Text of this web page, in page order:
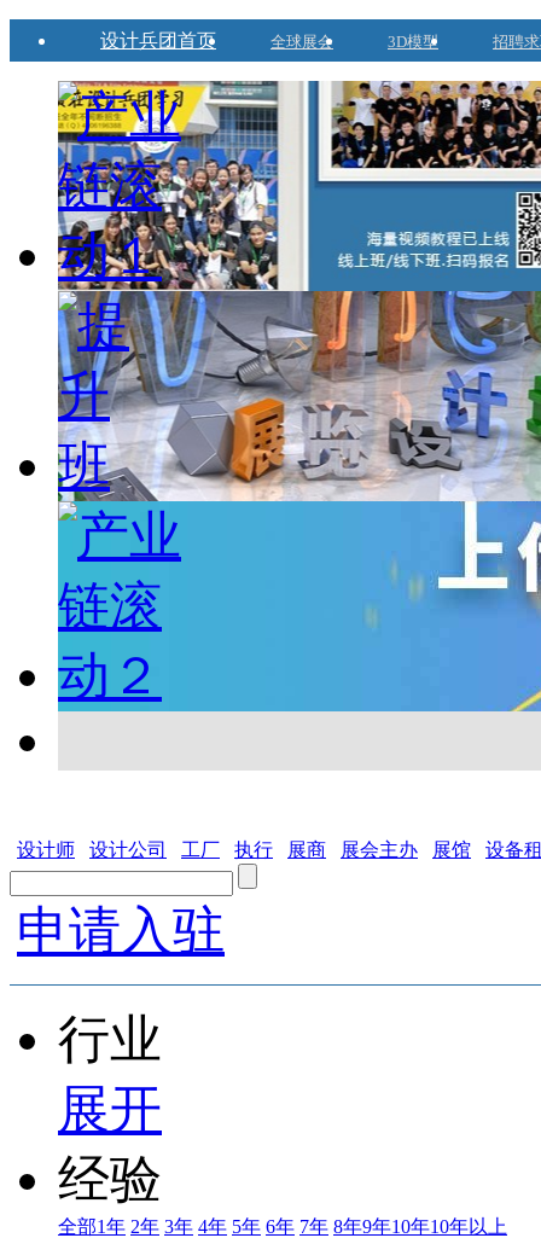
设计兵团首页 全球展会 3D模型 招聘
设计师 设计公司 工厂 执行 展商 展会主办 展馆 设备
申请入驻
行业
展开
经验
全部1年 2年 3年 4年 5年 6年 7年 8年9年10年10年以上